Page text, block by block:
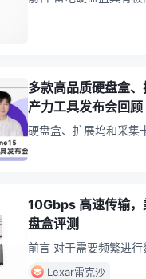
多款高品质硬盘盒
产力工具发布会回顾
硬盘盒、扩展坞和采集
10Gbps 高速传输
盘盒评测
前言 对于需要频繁进行数据交互的用户，大多数会选择外置存储方式，此
方案能够更为便捷的存
Lexar雷克沙